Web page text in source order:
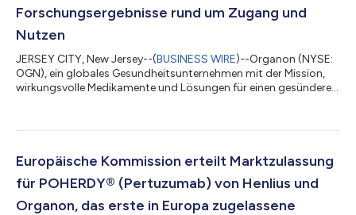
Forschungsergebnisse rund um Zugang und
Nutzen
JERSEY CITY, New Jersey--(BUSINESS WIRE)--Organon (NYSE:
OGN), ein globales Gesundheitsunternehmen mit der Mission,
wirkungsvolle Medikamente und Lösungen für einen gesünderen
International Society for Pharmacoeconomics and Outcomes
Frauengesundheit, Biosimilars, Dermatologie und Neurologie
vorstellen. Die Konferenz mit Schwerpunkt a...
Europäische Kommission erteilt Marktzulassung
für POHERDY® (Pertuzumab) von Henlius und
Organon, das erste in Europa zugelassene